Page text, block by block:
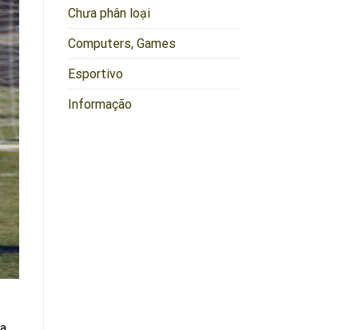
Chưa phân loại
Computers, Games
Esportivo
Informação